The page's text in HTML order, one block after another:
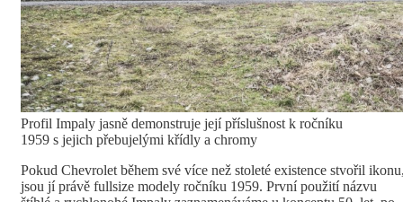
Profil Impaly jasně demonstruje její příslušnost k ročníku
1959 s jejich přebujelými křídly a chromy
Pokud Chevrolet během své více než stoleté existence stvořil
jsou jí právě fullsize modely ročníku 1959. První použití názvu